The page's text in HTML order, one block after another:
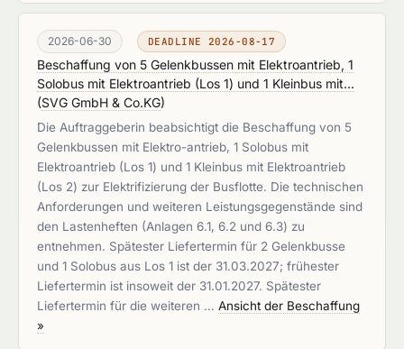
2026-06-30 DEADLINE 2026-08-17
Beschaffung von 5 Gelenkbussen mit Elektroantrieb, 1
Solobus mit Elektroantrieb (Los 1) und 1 Kleinbus mit...
(SVG GmbH & Co.KG)
Die Auftraggeberin beabsichtigt die Beschaffung von 5
Gelenkbussen mit Elektro-antrieb, 1 Solobus mit
Elektroantrieb (Los 1) und 1 Kleinbus mit Elektroantrieb
(Los 2) zur Elektrifizierung der Busflotte. Die technischen
Anforderungen und weiteren Leistungsgegenstände sind
den Lastenheften (Anlagen 6.1, 6.2 und 6.3) zu
entnehmen. Spätester Liefertermin für 2 Gelenkbusse
und 1 Solobus aus Los 1 ist der 31.03.2027; frühester
Liefertermin ist insoweit der 31.01.2027. Spätester
Liefertermin für die weiteren … Ansicht der Beschaffung
»